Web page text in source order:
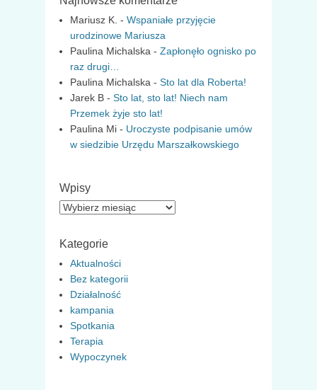
Mariusz K. - Wspaniałe przyjęcie
urodzinowe Mariusza
Paulina Michalska - Zapłonęło ognisko po
raz drugi…
Paulina Michalska - Sto lat dla Roberta!
Jarek B - Sto lat, sto lat! Niech nam
Przemek żyje sto lat!
Paulina Mi - Uroczyste podpisanie umów
w siedzibie Urzędu Marszałkowskiego
Wpisy
Wpisy
Kategorie
Aktualności
Bez kategorii
Działalność
kampania
Spotkania
Terapia
Wypoczynek